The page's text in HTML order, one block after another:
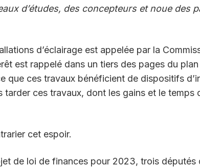
d’études, des concepteurs et noue des
d’éclairage est appelée par la
est rappelé dans un tiers des pages du
que ces travaux bénéficient de dispositifs
tarder ces travaux, dont les gains et le temps
cet espoir.
de loi de finances pour 2023, trois députés